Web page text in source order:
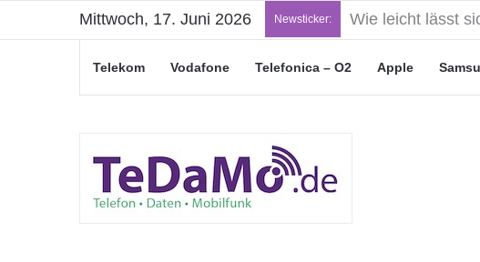
Mittwoch, 17. Juni 2026 Newsticker: „Junge Leute“-
Telekom Vodafone Telefonica – O2 Apple